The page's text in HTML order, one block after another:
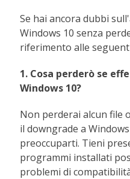
Se hai ancora dubbi
Windows 10 senza
riferimento alle
1. Cosa perderò se
Windows 10?
Non perderai alcun file
il downgrade a
preoccuparti. Tieni
programmi installati
problemi di